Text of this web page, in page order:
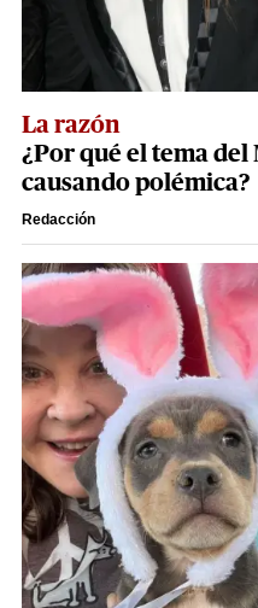
La razón
¿Por qué el tema del
causando polémica?
Redacción